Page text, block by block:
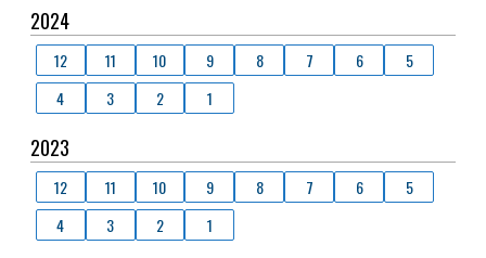
2024
12 11 10 9 8 7 6
5
4
3 2 1
2023
12 11 10 9 8 7 6
5
4
3 2 1